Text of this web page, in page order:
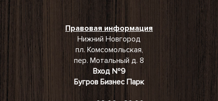
Правовая информация
Нижний Новгород
пл. Комсомольская,
пер. Мотальный д. 8
Вход №9
Бугров Бизнес Парк